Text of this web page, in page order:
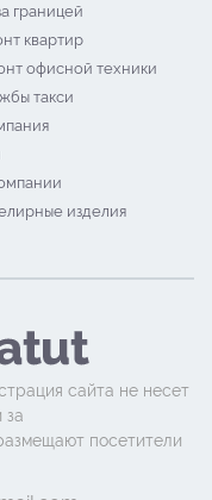
границей
квартир
офисной техники
такси
изделия
сайта не несет
за
посетители